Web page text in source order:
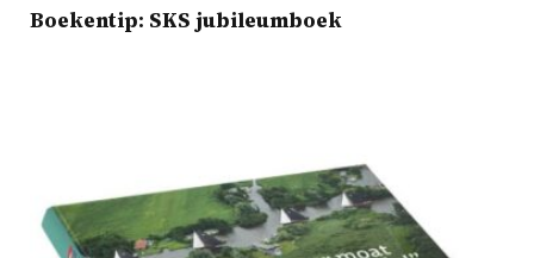
Boekentip: SKS jubileumboek